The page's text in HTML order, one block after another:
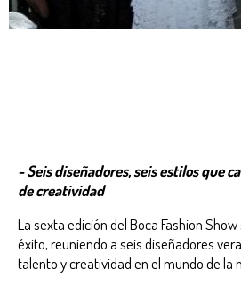
- Seis diseñadores, seis estilos que
de creatividad
La sexta edición del Boca Fashion
éxito, reuniendo a seis diseñadores
talento y creatividad en el mundo de la